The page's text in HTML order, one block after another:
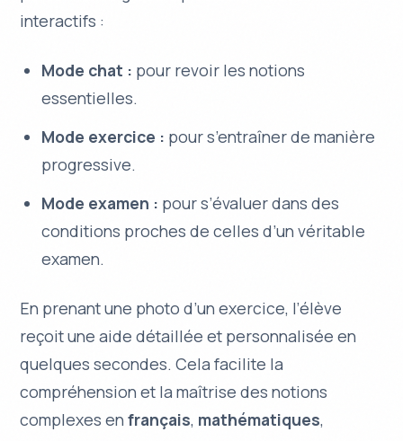
interactifs :
Mode chat : pour revoir les notions
essentielles.
Mode exercice : pour s’entraîner de manière
progressive.
Mode examen : pour s’évaluer dans des
conditions proches de celles d’un véritable
examen.
En prenant une photo d’un exercice, l’élève
reçoit une aide détaillée et personnalisée en
quelques secondes. Cela facilite la
compréhension et la maîtrise des notions
complexes enfrançais, mathématiques,